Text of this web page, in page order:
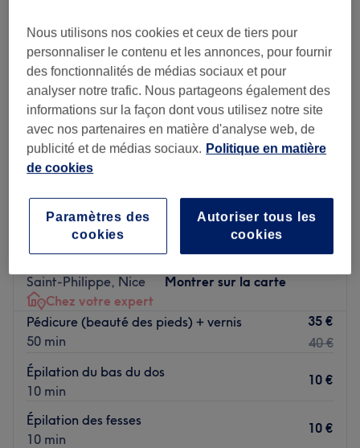
julia esthétique
Saint-Philippe, Nice
Montrer sur la carte
Chez votre expert
Pédicure (beauté des pieds) + vernis
50 min
35 €
40 €
Épilation du bas du dos
10 min
10 €
Épilation des fesses
10 min
10 €
Nous utilisons nos cookies et ceux de tiers pour
personnaliser le contenu et les annonces, pour fournir
des fonctionnalités de médias sociaux et pour
analyser notre trafic. Nous partageons également des
informations sur la façon dont vous utilisez notre site
avec nos partenaires en matière d'analyse web, de
publicité et de médias sociaux. Politique en matière
de cookies
Autoriser tous les
cookies
Paramètres des
cookies